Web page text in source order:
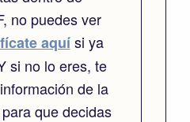
no puedes ver
aquísi ya
si no lo eres, te
de la
para que decidas